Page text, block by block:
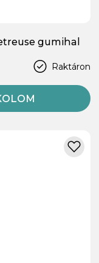
gumihal
Raktáron